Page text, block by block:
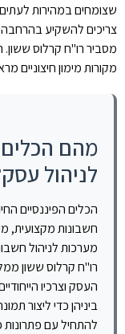
שצומחים במהירות לעתים
צריכים להשקיע בהרחבה
מסביר רו"ח קרלוס
מקורות מימון חיצוניים
מהם הכלים
לניהול
הכלים הפיננסיים
חשבונות מקצועית,
מערכות לניהול
רו"ח קרלוס ששון
העסק וצרכיו
ביניהן כדי ליצור
להתחיל עם פתרונות